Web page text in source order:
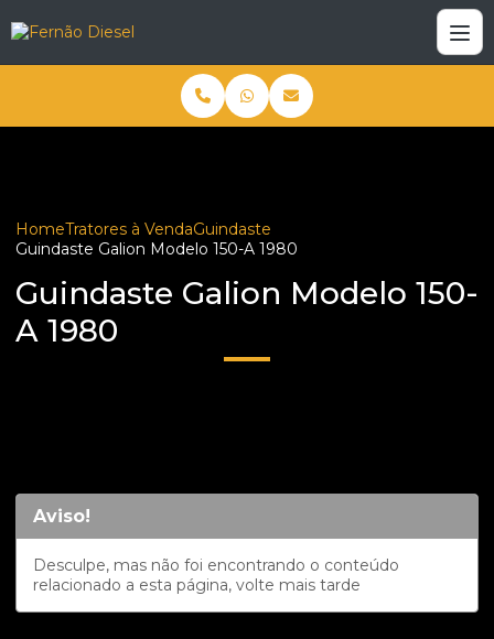
HomeTratores à VendaGuindaste
Guindaste Galion Modelo 150-A 1980
Guindaste Galion Modelo 150-
A 1980
Aviso!
Desculpe, mas não foi encontrando o conteúdo
relacionado a esta página, volte mais tarde